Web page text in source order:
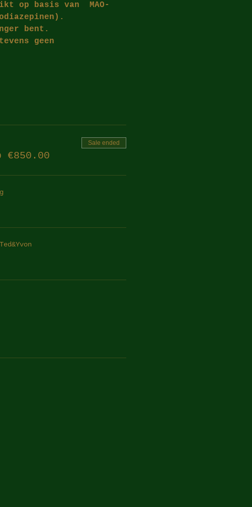
op basis van  MAO-
bent.
geen
€850.00
Sale ended